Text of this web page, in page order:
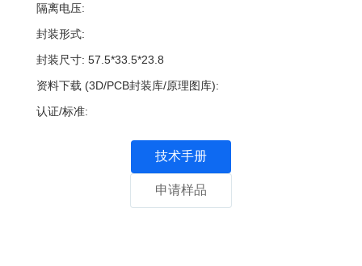
隔离电压:
封装形式:
封装尺寸: 57.5*33.5*23.8
资料下载 (3D/PCB封装库/原理图库):
认证/标准:
技术手册
申请样品